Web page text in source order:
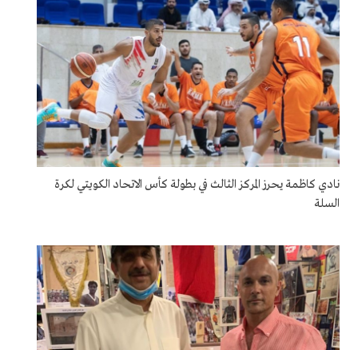
نادي كاظمة يحرز المركز الثالث في بطولة كأس الاتحاد الكويتي لكرة
السلة